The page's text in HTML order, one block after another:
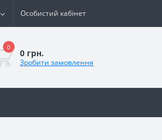
Особистий кабінет
0
0 грн.
Зробити замовлення